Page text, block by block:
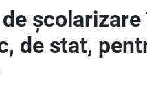
de stat,